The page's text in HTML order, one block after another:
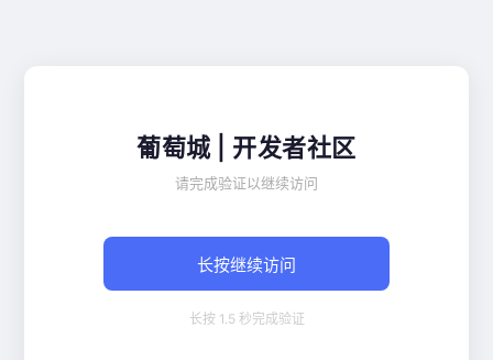
葡萄城 | 开发者社区
请完成验证以继续访问
长按继续访问
长按 1.5 秒完成验证